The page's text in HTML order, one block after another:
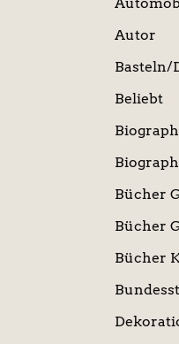
Autor
Basteln/
Beliebt
Bücher
Bücher
Bücher